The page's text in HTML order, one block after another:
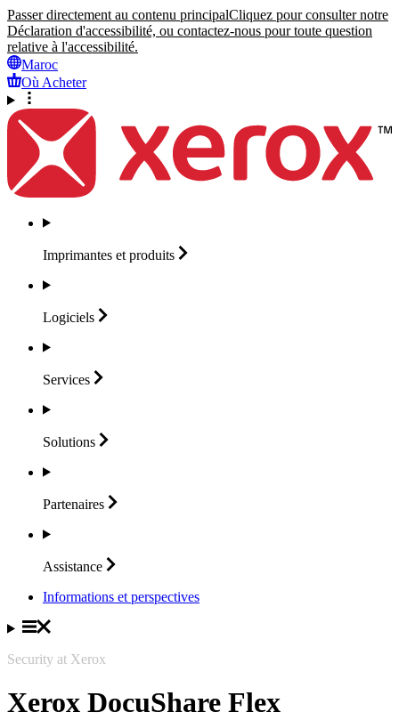
Passer directement au contenu principalCliquez pour consulter notre
Déclaration d'accessibilité, ou contactez-nous pour toute question
relative à l'accessibilité.
Maroc
Où Acheter
Imprimantes et produits
Logiciels
Services
Solutions
Partenaires
Assistance
Informations et perspectives
Security at Xerox
Xerox DocuShare Flex